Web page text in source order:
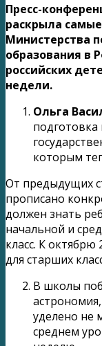
Пресс-
раскрыла
Министерства
образования в
российских
недели.
Ольга
которым
От предыдущих
прописано
должен знать
начальной и
класс. К
для старших
В школы
уделено не
среднем